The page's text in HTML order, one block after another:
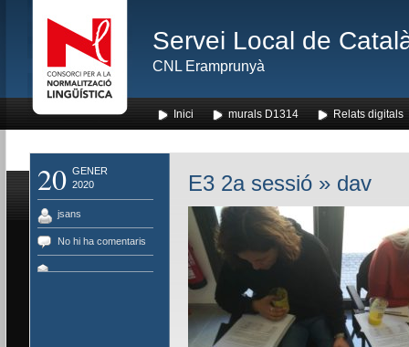
Servei Local de
CNL Eramprunyà
Inici murals D1314 Relats digitals
20 GENER
2020
jsans
No hi ha comentaris
E3 2a sessió» dav